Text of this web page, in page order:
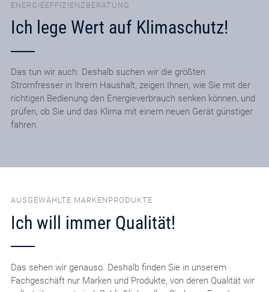
ENERGIEEFFIZIENZBERATUNG
Ich lege Wert auf Klimaschutz!
Das tun wir auch. Deshalb suchen wir die größten
Stromfresser in Ihrem Haushalt, zeigen Ihnen, wie Sie mit der
richtigen Bedienung den Energieverbrauch senken können, und
prüfen, ob Sie und das Klima mit einem neuen Gerät günstiger
fahren.
AUSGEWÄHLTE MARKENPRODUKTE
Ich will immer Qualität!
Das sehen wir genauso. Deshalb finden Sie in unserem
Fachgeschäft nur Marken und Produkte, von deren Qualität wir